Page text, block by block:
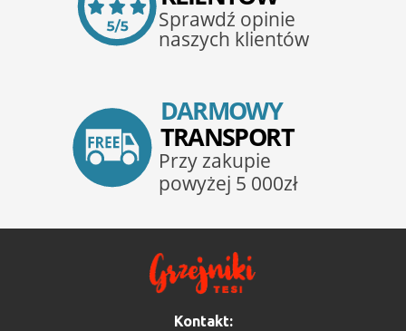
Kontakt: